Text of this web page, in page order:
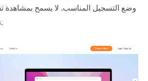
وضع التسجيل المناسب. لا يسمح
تقوم بإيقاف العملية.